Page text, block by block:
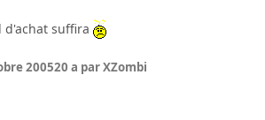
d'achat suffira
200520 a par XZombi